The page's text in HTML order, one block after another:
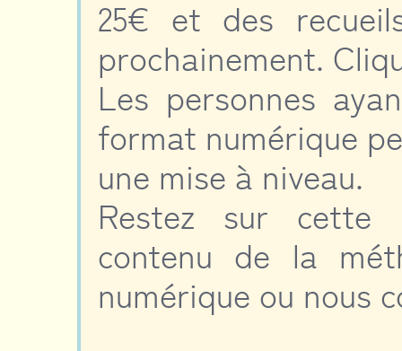
25€ et des
prochainement.
Les personnes
format numérique
une mise à niveau.
Restez sur cette
contenu de la
numérique ou nous